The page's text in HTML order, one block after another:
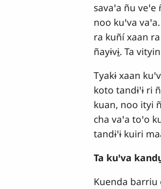
savaꞌa ñu
noo kuꞌva
ra kuñí xaan ra
ñayɨvɨ̱. Ta
Tyakɨ xaan
koto tandɨꞌɨ ri
kuan, noo ityi
cha vaꞌa toꞌo
tandɨꞌɨ kuiri
Ta kuꞌva
Kuenda barriu